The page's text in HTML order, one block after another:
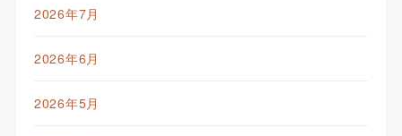
2026年7月
2026年6月
2026年5月